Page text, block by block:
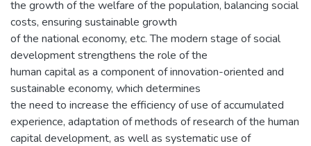
the growth of the welfare of the population, balancing social
costs, ensuring sustainable growth
of the national economy, etc. The modern stage of social
development strengthens the role of the
human capital as a component of innovation-oriented and
sustainable economy, which determines
the need to increase the efficiency of use of accumulated
experience, adaptation of methods of research of the human
capital development, as well as systematic use of